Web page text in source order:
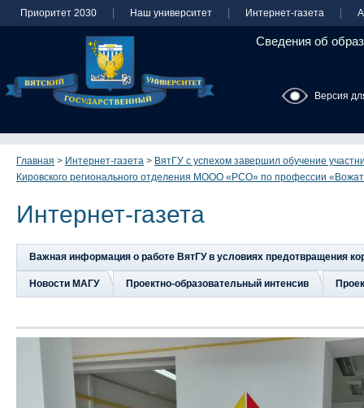
Приоритет 2030 Наш университет Интернет-газета
Сведения об
Версия
Главная > Интернет-газета > ВятГУ с успехом завершил обучение
Кировского регионального отделения МООО «РСО» по профессии
Интернет-газета
Важная информация о работе ВятГУ в условиях предотвращения
Новости МАГУ Проектно-образовательный интенсив